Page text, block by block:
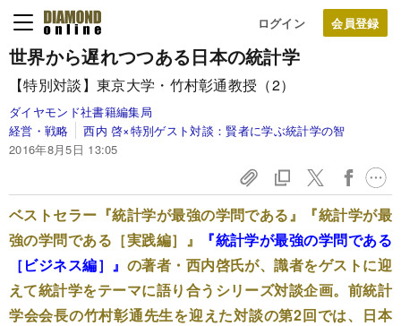
ログイン
世界から遅れつつある日本の統計学
【特別対談】東京大学・竹村彰通教授（2）
ダイヤモンド社書籍編集局
経営・戦略
西内 啓×特別ゲスト対談：賢者に学ぶ統計学の智
2016年8月5日 13:05
ベストセラー『統計学が最強の学問である』『統計学が最
強の学問である［実践編］』
『統計学が最強の学問である
［ビジネス編］』 の著者・西内啓氏が、識者をゲストに迎
えて統計学をテーマに語り合うシリーズ対談企画。前統計
学会会長の竹村彰通先生を迎えた対談の第2回では、日本